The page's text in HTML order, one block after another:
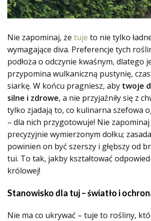
Nie zapominaj, że tuje to nie tylko
wymagające diva. Preferencje tych
podłoża o odczynie kwaśnym, dlatego
przypomina wulkaniczną pustynię,
siarkę. W końcu pragniesz, aby twoje
silne i zdrowe, a nie przyjaźniły się z
tylko zjadają to, co kulinarna szefowa
– dla nich przygotowuje! Nie
precyzyjnie wymierzonym dołku;
powinien on być szerszy i głębszy od
tui. To tak, jakby kształtować
królowej!
Stanowisko dla tuj – światło i
Nie ma co ukrywać – tuje to rośliny,